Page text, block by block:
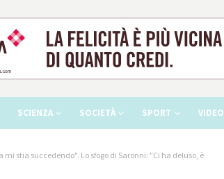
SCIENZA SOCIETÀ SPORT VIDEO
mi stia succedendo". Lo sfogo di Saronni: "Ci ha deluso, è